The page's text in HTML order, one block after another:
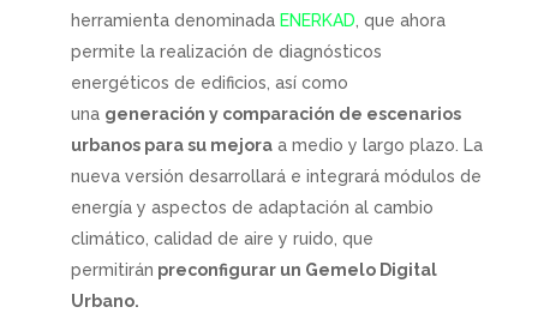
herramienta denominada ENERKAD , que ahora
permite la realización de diagnósticos
energéticos de edificios, así como
una generación y comparación de escenarios
urbanos para su mejoraa medio y largo plazo. La
nueva versión desarrollará e integrará módulos de
energía y aspectos de adaptación al cambio
climático, calidad de aire y ruido, que
permitirán preconfigurar un Gemelo Digital
Urbano.